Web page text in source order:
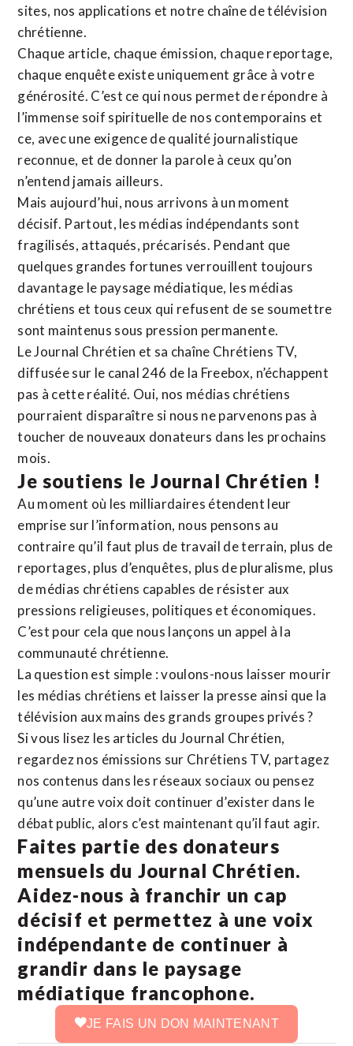
sites, nos applications et notre chaîne de télévision
chrétienne.
Chaque article, chaque émission, chaque reportage,
chaque enquête existe uniquement grâce à votre
générosité. C’est ce qui nous permet de répondre à
l’immense soif spirituelle de nos contemporains et
ce, avec une exigence de qualité journalistique
reconnue, et de donner la parole à ceux qu’on
n’entend jamais ailleurs.
Mais aujourd’hui, nous arrivons à un moment
décisif. Partout, les médias indépendants sont
fragilisés, attaqués, précarisés. Pendant que
quelques grandes fortunes verrouillent toujours
davantage le paysage médiatique, les médias
chrétiens et tous ceux qui refusent de se soumettre
sont maintenus sous pression permanente.
Le Journal Chrétien et sa chaîne Chrétiens TV,
diffusée sur le canal 246 de la Freebox, n’échappent
pas à cette réalité. Oui, nos médias chrétiens
pourraient disparaître si nous ne parvenons pas à
toucher de nouveaux donateurs dans les prochains
mois.
Je soutiens le Journal Chrétien !
Au moment où les milliardaires étendent leur
emprise sur l’information, nous pensons au
contraire qu’il faut plus de travail de terrain, plus de
reportages, plus d’enquêtes, plus de pluralisme, plus
de médias chrétiens capables de résister aux
pressions religieuses, politiques et économiques.
C’est pour cela que nous lançons un appel à la
communauté chrétienne.
La question est simple : voulons-nous laisser mourir
les médias chrétiens et laisser la presse ainsi que la
télévision aux mains des grands groupes privés ?
Si vous lisez les articles du Journal Chrétien,
regardez nos émissions sur Chrétiens TV, partagez
nos contenus dans les réseaux sociaux ou pensez
qu’une autre voix doit continuer d’exister dans le
débat public, alors c’est maintenant qu’il faut agir.
Faites partie des donateurs
mensuels du Journal Chrétien.
Aidez-nous à franchir un cap
décisif et permettez à une voix
indépendante de continuer à
grandir dans le paysage
médiatique francophone.
JE FAIS UN DON MAINTENANT